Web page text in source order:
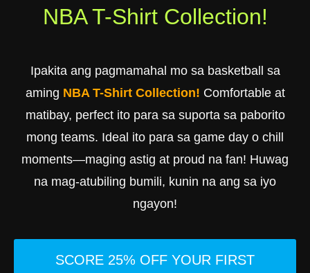
NBA T-Shirt Collection!
Ipakita ang pagmamahal mo sa basketball sa
aming NBA T-Shirt Collection! Comfortable at
matibay, perfect ito para sa suporta sa paborito
mong teams. Ideal ito para sa game day o chill
moments—maging astig at proud na fan! Huwag
na mag-atubiling bumili, kunin na ang sa iyo
ngayon!
SCORE 25% OFF YOUR FIRST